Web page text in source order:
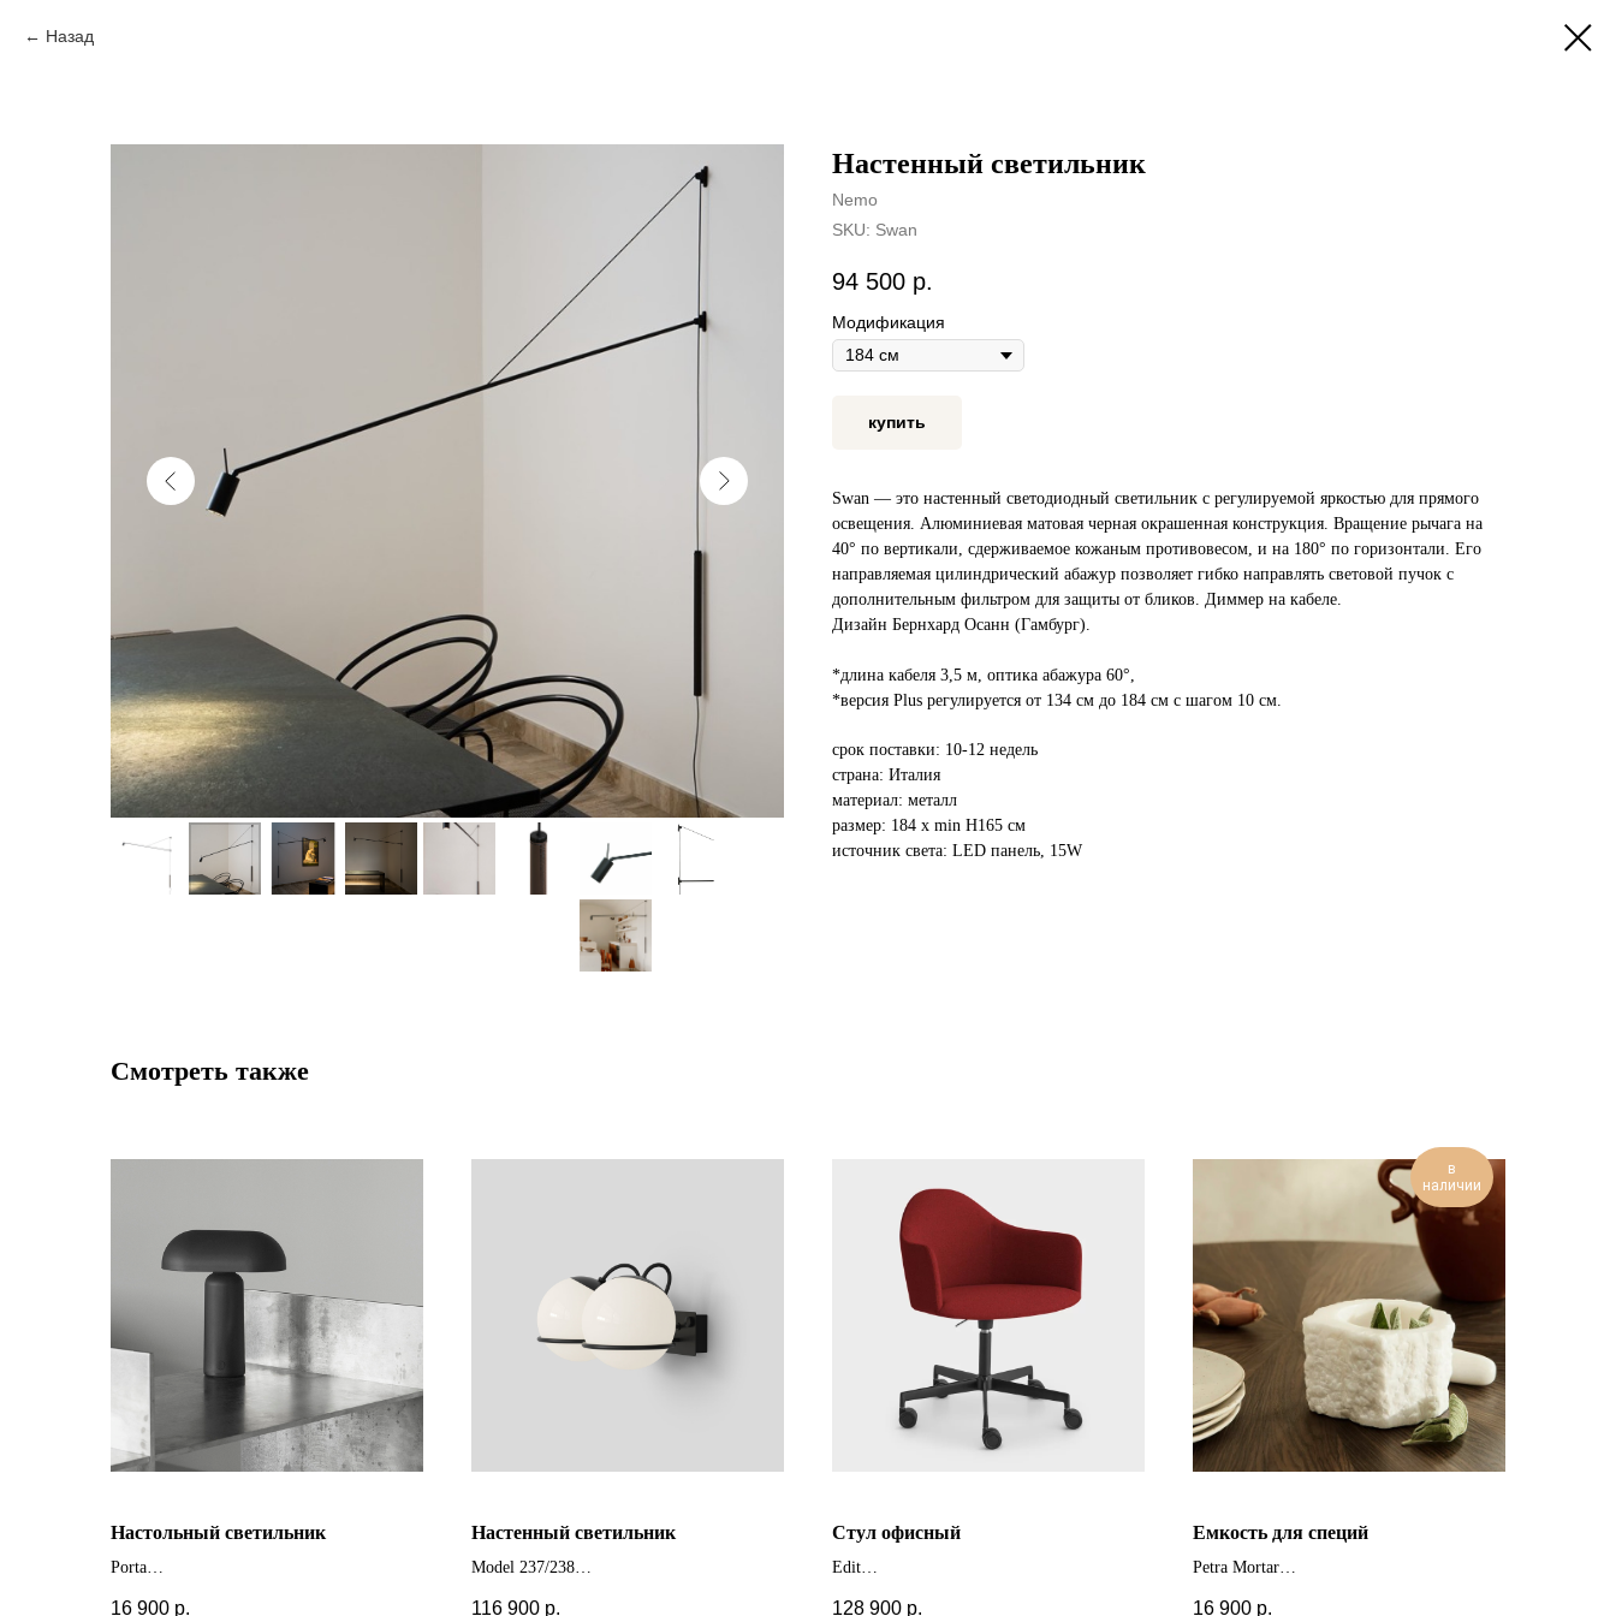
Назад
Настенный светильник
Nemo
SKU: Swan
94 500 р.
Модификация
купить
Swan — это настенный светодиодный светильник с регулируемой яркостью для прямого
освещения. Алюминиевая матовая черная окрашенная конструкция. Вращение рычага на
40° по вертикали, сдерживаемое кожаным противовесом, и на 180° по горизонтали. Его
направляемая цилиндрический абажур позволяет гибко направлять световой пучок с
дополнительным фильтром для защиты от бликов. Диммер на кабеле.
Дизайн Бернхард Осанн (Гамбург).
*длина кабеля 3,5 м, оптика абажура 60°,
*версия Plus регулируется от 134 см до 184 см с шагом 10 см.
срок поставки: 10-12 недель
страна: Италия
материал: металл
размер: 184 х min H165 см
источник света: LED панель, 15W
Смотреть также
Настольный светильник
Porta
16 900 р.
Настенный светильник
Model 237/238
116 900 р.
Стул офисный
Edit
128 900 р.
в
наличии
Емкость для специй
Petra Mortar
16 900 р.